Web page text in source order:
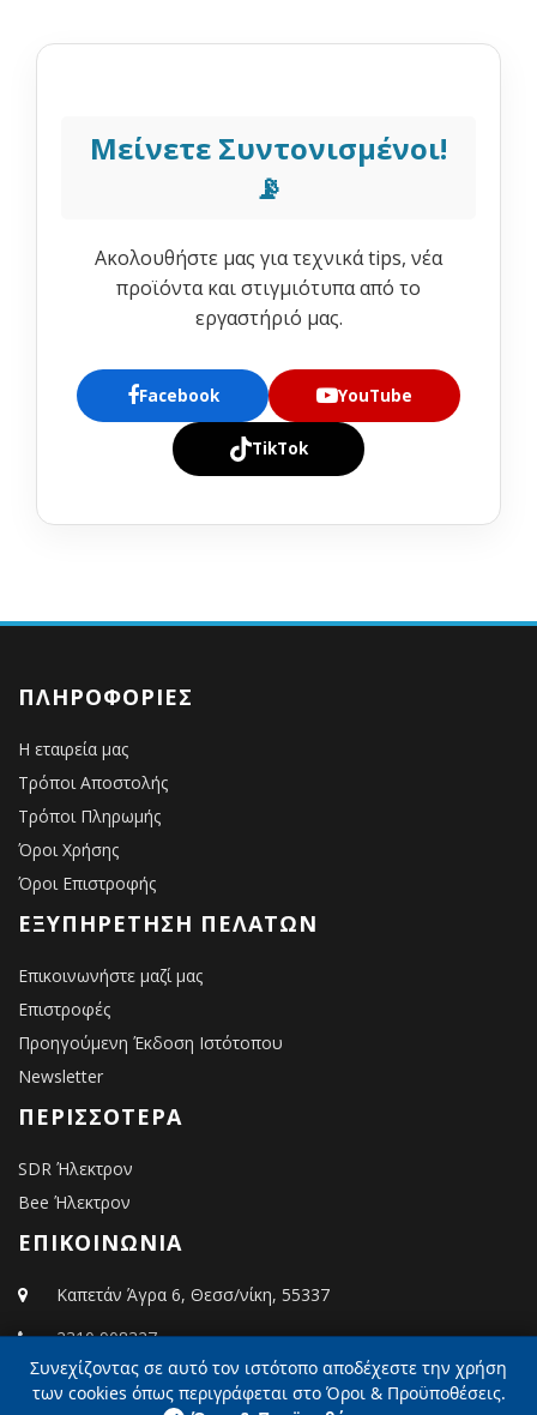
Συνεχίζοντας σε αυτό τον ιστότοπο αποδέχεστε την χρήση
των cookies όπως περιγράφεται στο Όροι & Προϋποθέσεις.
Μείνετε Συντονισμένοι!
📡
Ακολουθήστε μας για τεχνικά tips, νέα
προϊόντα και στιγμιότυπα από το
εργαστήριό μας.
Facebook YouTube
TikTok
ΠΛΗΡΟΦΟΡΊΕΣ
Η εταιρεία μας
Τρόποι Αποστολής
Τρόποι Πληρωμής
Όροι Χρήσης
Όροι Επιστροφής
ΕΞΥΠΗΡΈΤΗΣΗ ΠΕΛΑΤΏΝ
Επικοινωνήστε μαζί μας
Επιστροφές
Προηγούμενη Έκδοση Ιστότοπου
Newsletter
ΠΕΡΙΣΣΌΤΕΡΑ
SDR Ήλεκτρον
Bee Ήλεκτρον
ΕΠΙΚΟΙΝΩΝΙΑ
Καπετάν Άγρα 6, Θεσσ/νίκη, 55337
2310 908327
info@elektron.gr